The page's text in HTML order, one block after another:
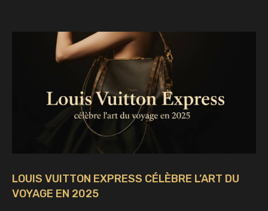
LOUIS VUITTON EXPRESS CÉLÈBRE L’ART DU
VOYAGE EN 2025